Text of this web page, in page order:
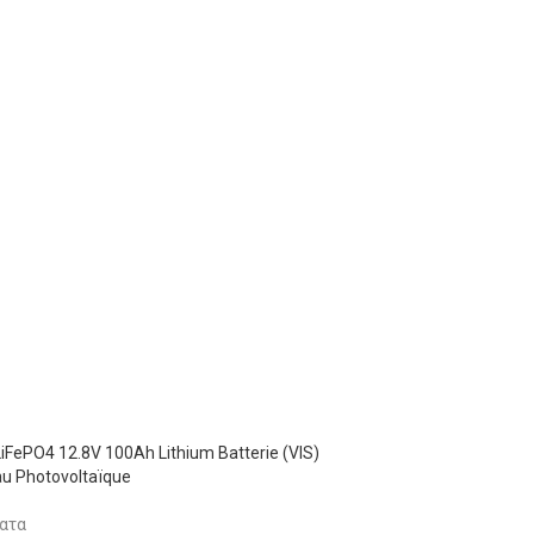
12.8V 100Ah Lithium Batterie (VIS)
Photovoltaïque